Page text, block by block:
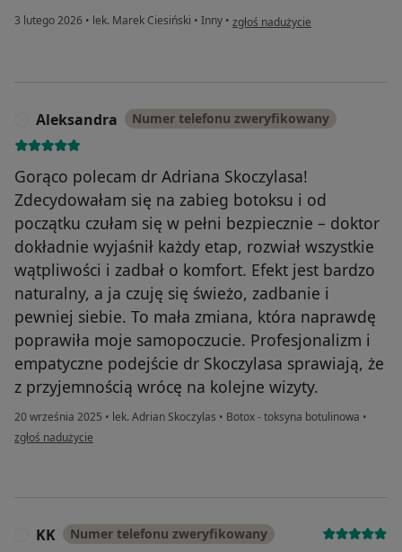
3 lutego 2026 • lek. Marek Ciesiński • Inny • w opinii użytkownika Justyna
zgłoś nadużycie
Aleksandra Numer telefonu zweryfikowany
Gorąco polecam dr Adriana Skoczylasa!
Zdecydowałam się na zabieg botoksu i od
początku czułam się w pełni bezpiecznie – doktor
dokładnie wyjaśnił każdy etap, rozwiał wszystkie
wątpliwości i zadbał o komfort. Efekt jest bardzo
naturalny, a ja czuję się świeżo, zadbanie i
pewniej siebie. To mała zmiana, która naprawdę
poprawiła moje samopoczucie. Profesjonalizm i
empatyczne podejście dr Skoczylasa sprawiają, że
z przyjemnością wrócę na kolejne wizyty.
20 września 2025 • lek. Adrian Skoczylas • Botox - toksyna botulinowa •
w opinii użytkownika Aleksandra
zgłoś nadużycie
KK Numer telefonu zweryfikowany